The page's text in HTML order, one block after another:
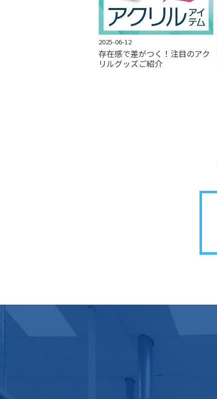
2025-06-12
存在感で差がつく！注目のアク
リルグッズご紹介